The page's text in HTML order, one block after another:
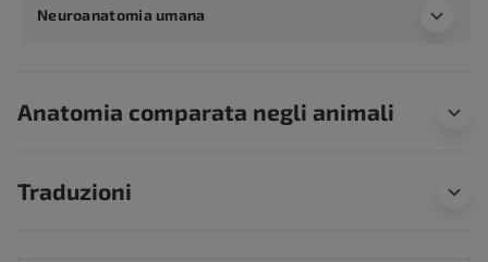
Neuroanatomia umana
Anatomia comparata negli animali
Traduzioni